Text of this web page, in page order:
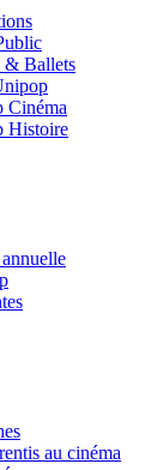
& Ballets
Cinéma
Histoire
au cinéma